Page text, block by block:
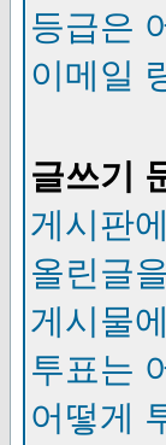
등급은
이메일
글쓰기
게시판
올린글
게시물
투표는
어떻게